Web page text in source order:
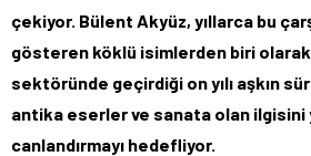
çekiyor. Bülent Akyüz, yıllarca bu
gösteren köklü isimlerden biri
sektöründe geçirdiği on yılı aşkın
antika eserler ve sanata olan ilgisini
canlandırmayı hedefliyor.